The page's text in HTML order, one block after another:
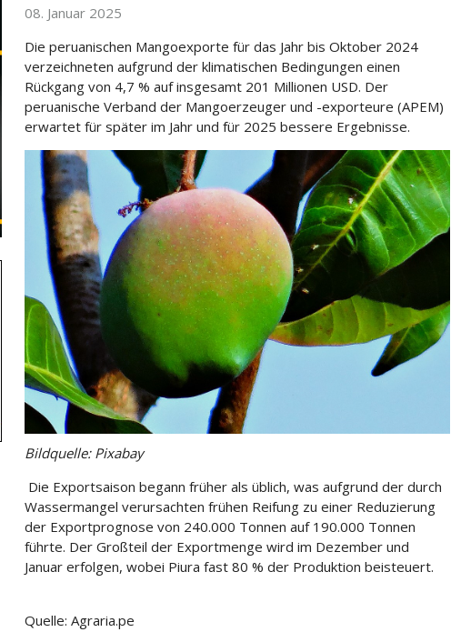
08. Januar 2025
Die peruanischen Mangoexporte für das Jahr bis Oktober 2024
verzeichneten aufgrund der klimatischen Bedingungen einen
Rückgang von 4,7 % auf insgesamt 201 Millionen USD. Der
peruanische Verband der Mangoerzeuger und -exporteure (APEM)
erwartet für später im Jahr und für 2025 bessere Ergebnisse.
Bildquelle: Pixabay
Die Exportsaison begann früher als üblich, was aufgrund der durch
Wassermangel verursachten frühen Reifung zu einer Reduzierung
der Exportprognose von 240.000 Tonnen auf 190.000 Tonnen
führte. Der Großteil der Exportmenge wird im Dezember und
Januar erfolgen, wobei Piura fast 80 % der Produktion beisteuert.
Quelle: Agraria.pe